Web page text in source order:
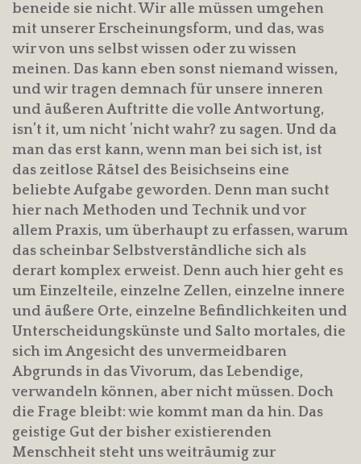
beneide sie nicht. Wir alle müssen umgehen
mit unserer Erscheinungsform, und das, was
wir von uns selbst wissen oder zu wissen
meinen. Das kann eben sonst niemand wissen,
und wir tragen demnach für unsere inneren
und äußeren Auftritte die volle Antwortung,
isn’t it, um nicht ’nicht wahr? zu sagen. Und da
man das erst kann, wenn man bei sich ist, ist
das zeitlose Rätsel des Beisichseins eine
beliebte Aufgabe geworden. Denn man sucht
hier nach Methoden und Technik und vor
allem Praxis, um überhaupt zu erfassen, warum
das scheinbar Selbstverständliche sich als
derart komplex erweist. Denn auch hier geht es
um Einzelteile, einzelne Zellen, einzelne innere
und äußere Orte, einzelne Befindlichkeiten und
Unterscheidungskünste und Salto mortales, die
sich im Angesicht des unvermeidbaren
Abgrunds in das Vivorum, das Lebendige,
verwandeln können, aber nicht müssen. Doch
die Frage bleibt: wie kommt man da hin. Das
geistige Gut der bisher existierenden
Menschheit steht uns weiträumig zur